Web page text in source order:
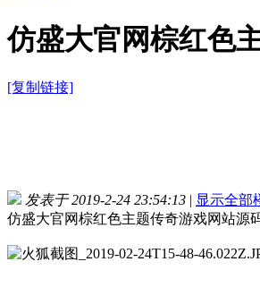
仿盛大官网棕红色
[复制链接]
发表于 2019-2-24 23:54:13 | 显示全部
仿盛大官网棕红色主题传奇游戏网站源